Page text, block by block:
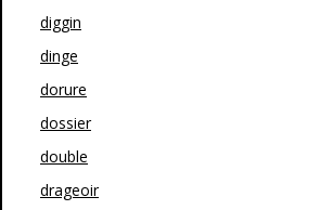
diggin
dinge
dorure
dossier
double
drageoir